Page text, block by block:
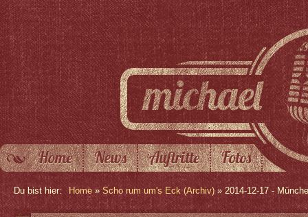
Home News Auftritte Fotos
Du bist hier: Home » Scho rum um's Eck (Archiv) » 2014-12-17 -